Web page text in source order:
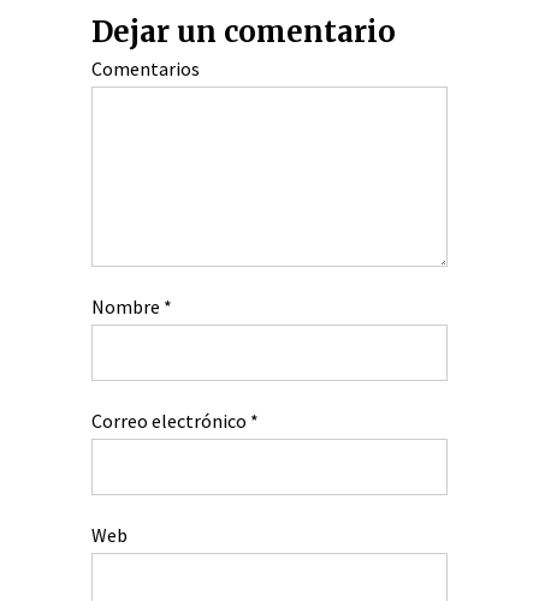
Dejar un comentario
Comentarios
Nombre *
Correo electrónico *
Web